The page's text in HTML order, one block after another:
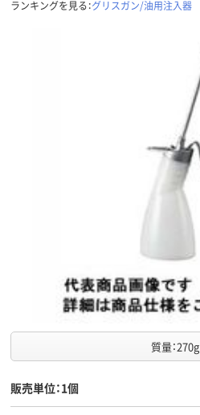
ランキングを見る：グリスガン/油用注入器
質量：270g
販売単位：1個